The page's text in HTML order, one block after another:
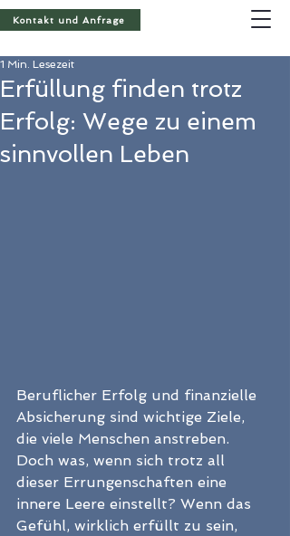
Kontakt und Anfrage
Erfüllung finden trotz
Erfolg: Wege zu einem
sinnvollen Leben
1 Min. Lesezeit
Beruflicher Erfolg und finanzielle
Absicherung sind wichtige Ziele,
die viele Menschen anstreben.
Doch was, wenn sich trotz all
dieser Errungenschaften eine
innere Leere einstellt? Wenn das
Gefühl, wirklich erfüllt zu sein,